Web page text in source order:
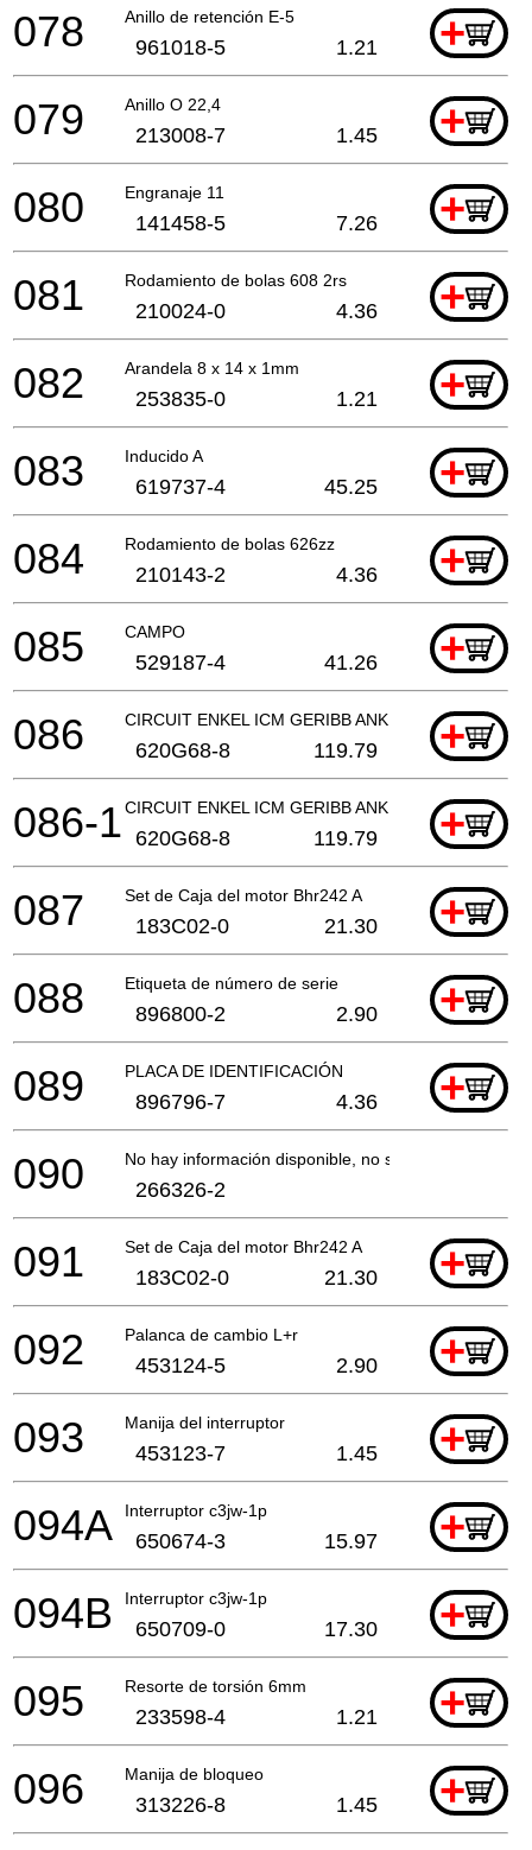
Anillo de retención E-5 +
078 961018-5 1.21
Anillo O 22,4 +
079 213008-7 1.45
Engranaje 11 +
080 141458-5 7.26
Rodamiento de bolas 608 2rs +
081 210024-0 4.36
Arandela 8 x 14 x 1mm +
082 253835-0 1.21
Inducido A +
083 619737-4 45.25
Rodamiento de bolas 626zz +
084 210143-2 4.36
CAMPO +
085 529187-4 41.26
CIRCUIT ENKEL ICM GERIBB ANKER +
086 620G68-8 119.79
CIRCUIT ENKEL ICM GERIBB ANKER +
086-1 620G68-8 119.79
Set de Caja del motor Bhr242 A +
087 183C02-0 21.30
Etiqueta de número de serie +
088 896800-2 2.90
PLACA DE IDENTIFICACIÓN +
089 896796-7 4.36
No hay información disponible, no se puede pedir
090 266326-2
Set de Caja del motor Bhr242 A +
091 183C02-0 21.30
Palanca de cambio L+r +
092 453124-5 2.90
Manija del interruptor +
093 453123-7 1.45
Interruptor c3jw-1p +
094A 650674-3 15.97
Interruptor c3jw-1p +
094B 650709-0 17.30
Resorte de torsión 6mm +
095 233598-4 1.21
Manija de bloqueo +
096 313226-8 1.45